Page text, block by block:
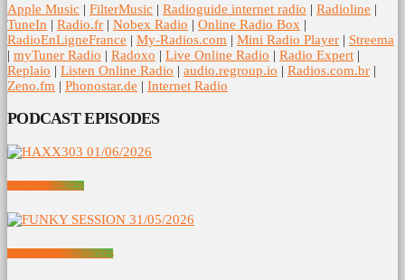
Apple Music | FilterMusic | Radioguide internet radio | Radioline |
TuneIn | Radio.fr | Nobex Radio | Online Radio Box |
RadioEnLigneFrance | My-Radios.com | Mini Radio Player | Streema
| myTuner Radio | Radoxo | Live Online Radio | Radio Expert |
Replaio | Listen Online Radio | audio.regroup.io | Radios.com.br |
Zeno.fm | Phonostar.de | Internet Radio
PODCAST EPISODES
HAXX303 01/06/2026
FUNKY SESSION 31/05/2026